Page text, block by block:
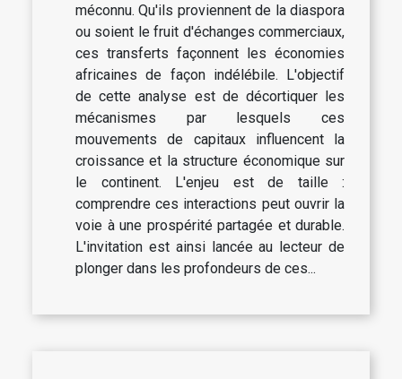
méconnu. Qu'ils proviennent de la diaspora
ou soient le fruit d'échanges commerciaux,
ces transferts façonnent les économies
africaines de façon indélébile. L'objectif
de cette analyse est de décortiquer les
mécanismes par lesquels ces
mouvements de capitaux influencent la
croissance et la structure économique sur
le continent. L'enjeu est de taille :
comprendre ces interactions peut ouvrir la
voie à une prospérité partagée et durable.
L'invitation est ainsi lancée au lecteur de
plonger dans les profondeurs de ces...